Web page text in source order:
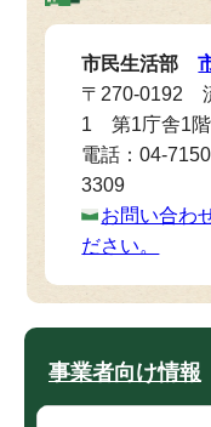
市民生活部
〒270-0192
1 第1庁舎1階
電話：04-
3309
お問い合わ
ださい。
事業者向け情報